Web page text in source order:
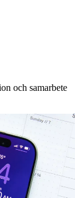
och samarbete